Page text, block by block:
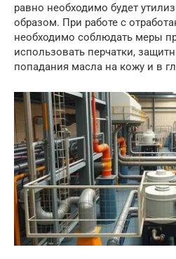
равно необходимо будет
образом. При работе с
необходимо соблюдать меры
использовать перчатки,
попадания масла на кожу и в